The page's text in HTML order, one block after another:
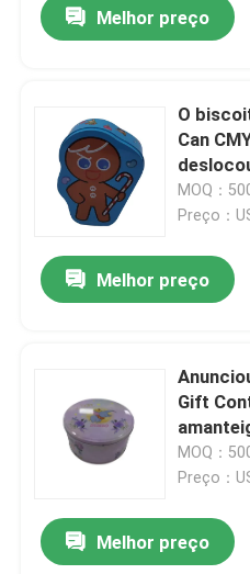
Melhor preço
O
Can
MOQ：
Preço：
Melhor preço
Gift
Tin
MOQ：
Preço：
Melhor preço